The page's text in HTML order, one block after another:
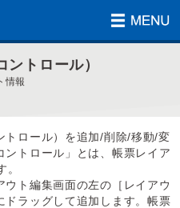
トロール）
情報
トロール）を追加/削除/移動/変
トロール」とは、帳票レイア
。
ト編集画面の左の［レイアウ
ドラッグして追加します。帳票